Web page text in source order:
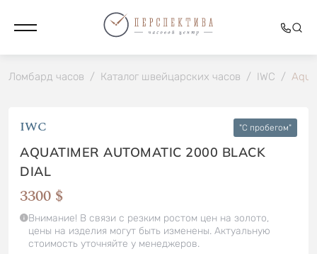
Ломбард часов / Каталог швейцарских часов / IWC /
IWC "C пробегом"
AQUATIMER AUTOMATIC 2000 BLACK
DIAL
3300 $
Внимание! В связи с резким ростом цен на золото,
цены на изделия могут быть изменены. Актуальную
стоимость уточняйте у менеджеров.